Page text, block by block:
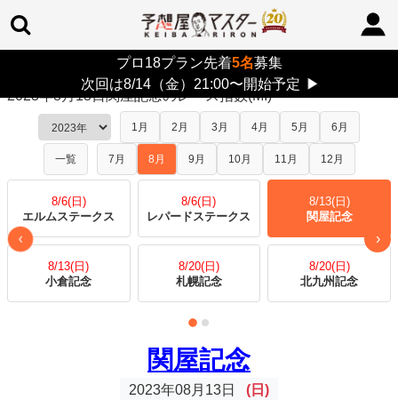
プロ18プラン先着5名募集
次回は8/14（金）21:00〜開始予定 ▶
> 2023年8月13日関屋記念
2023年8月13日関屋記念のレース指数(MI)
1月 2月 3月 4月 5月 6月
一覧 7月 8月 9月 10月 11月 12月
‹
8/6(日)
エルムステークス
8/6(日)
レパードステークス
8/13(日)
関屋記念
8/13(日)
小倉記念
8/20(日)
札幌記念
8/20(日)
北九州記念
›
関屋記念
2023年08月13日 (日)